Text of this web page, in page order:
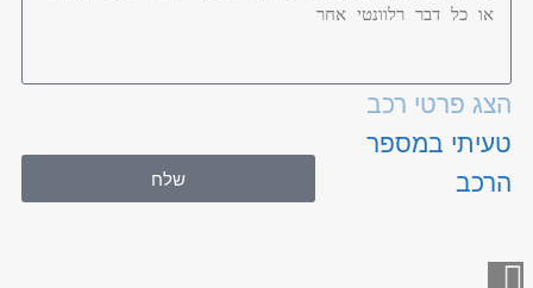
הצג פרטי רכב
טעיתי במספר
הרכב
שלח